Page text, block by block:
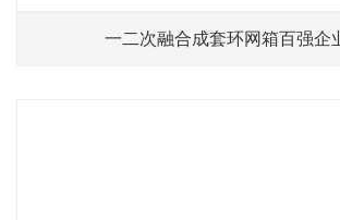
一二次融合成套环网箱百强企